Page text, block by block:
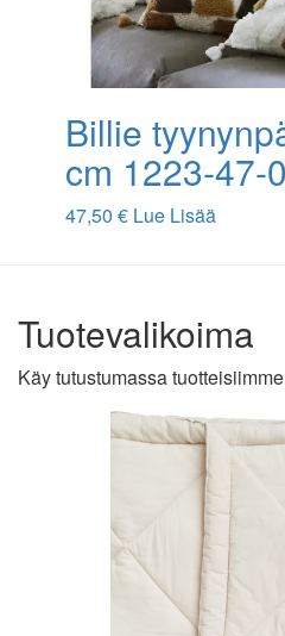
Billie
cm 1223-47-
47,50 € Lue Lisää
Tuotevalikoima
Käy tutustumassa tuotteisiimme